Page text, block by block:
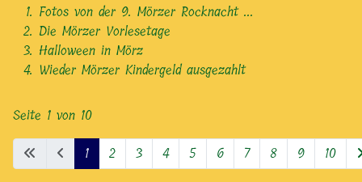
Fotos von der 9. Mörzer Rocknacht ...
Die Mörzer Vorlesetage
Halloween in Mörz
Wieder Mörzer Kindergeld ausgezahlt
Seite 1 von 10
1
2 3 4 5 6 7 8 9 10